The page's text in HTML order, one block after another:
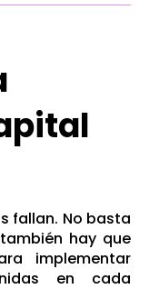
fallan. No basta
hay que
implementar
en cada